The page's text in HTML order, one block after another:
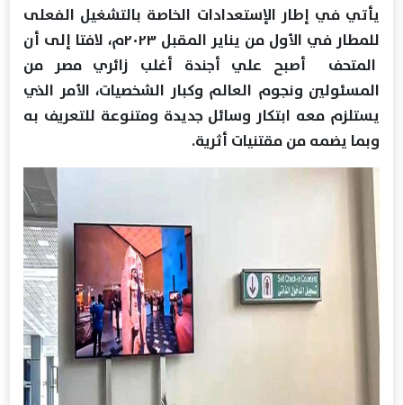
يأتي في إطار الإستعدادات الخاصة بالتشغيل الفعلى
للمطار في الأول من يناير المقبل ٢٠٢٣م، لافتا إلى أن
المتحف أصبح علي أجندة أغلب زائري مصر من
المسئولين ونجوم العالم وكبار الشخصيات، الأمر الذي
يستلزم معه ابتكار وسائل جديدة ومتنوعة للتعريف به
وبما يضمه من مقتنيات أثرية.